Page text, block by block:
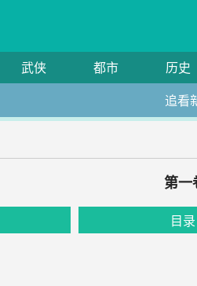
武侠 都市 历史
追看
第一
目录